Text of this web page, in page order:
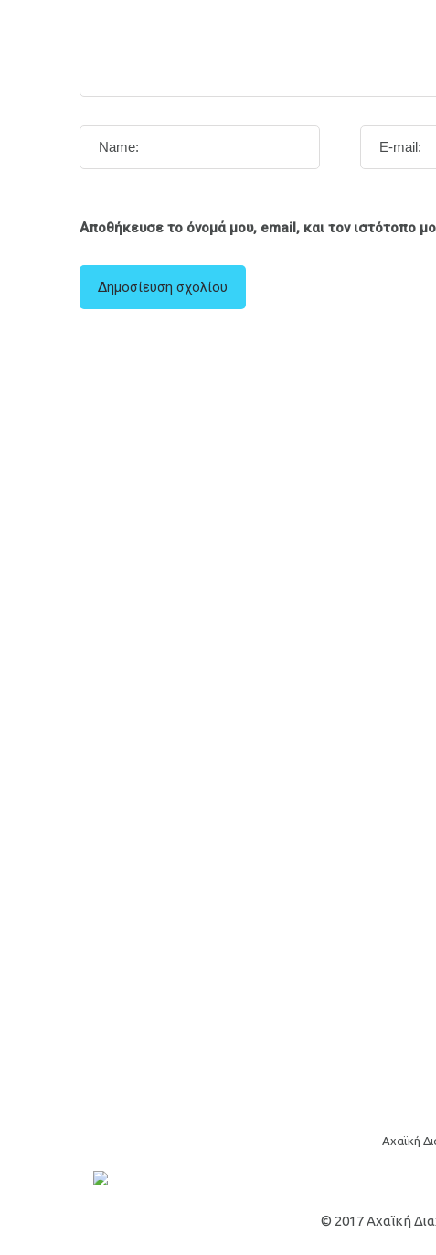
Αποθήκευσε το όνομά μου, email, και τον ιστότοπο
Αχαϊκή
© 2017 Αχαϊκή